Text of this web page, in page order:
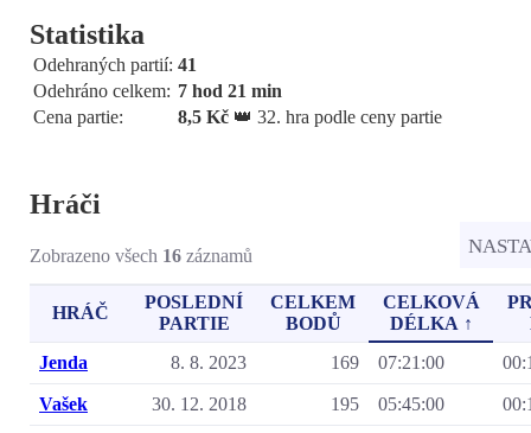
Statistika
Odehraných partií: 41
Odehráno celkem: 7 hod 21 min
Cena partie:
8,5 Kč 👑 32. hra podle ceny partie
Hráči
Zobrazeno všech 16 záznamů
HRÁČ
POSLEDNÍ
PARTIE
CELKEM
BODŮ
CELKOVÁ
DÉLKA ↑
Jenda
8. 8. 2023 169 07:21:00
Vašek 30. 12. 2018 195 05:45:00